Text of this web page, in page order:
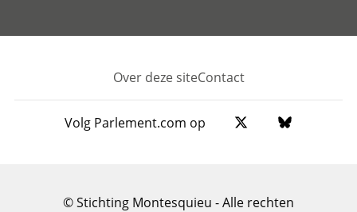
Footer
Over deze siteContact
Volg Parlement.com op
© Stichting Montesquieu - Alle rechten